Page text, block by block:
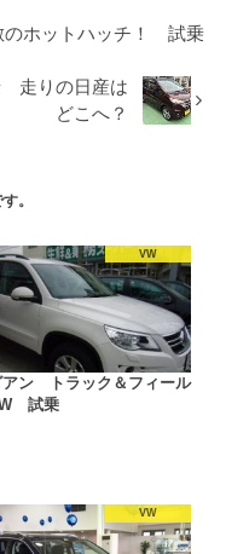
ホットハッチ！ 試乗
走りの日産は
どこへ？
。
VW
アン トラック＆フィール
試乗
VW